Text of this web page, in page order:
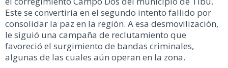
Este se convertiría en el segundo intento fallido por
consolidar la paz en la región. A esa desmovilización,
le siguió una campaña de reclutamiento que
favoreció el surgimiento de bandas criminales,
algunas de las cuales aún operan en la zona.